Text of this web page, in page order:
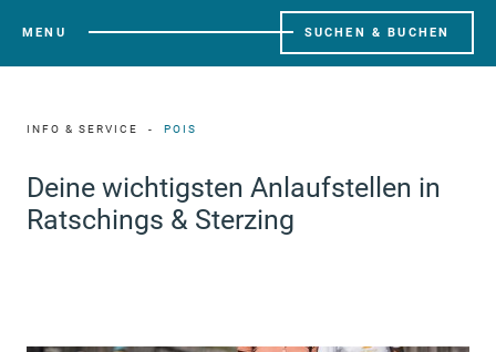
MENU SUCHEN & BUCHEN
INFO & SERVICE POIS
Deine wichtigsten Anlaufstellen in
Ratschings & Sterzing